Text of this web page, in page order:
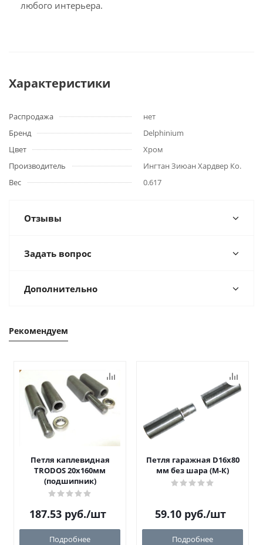
любого интерьера.
Характеристики
Распродажа
нет
Бренд
Delphinium
Цвет
Хром
Производитель
Ингтан Зиюан Хардвер Ко.
Вес
0.617
Отзывы
Задать вопрос
Дополнительно
Рекомендуем
Петля каплевидная
TRODOS 20х160мм
(подшипник)
187.53 руб./шт
Подробнее
Петля гаражная D16х80
мм без шара (М-К)
59.10 руб./шт
Подробнее